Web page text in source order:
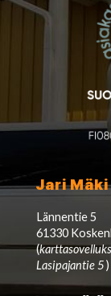
Jari Mäki
Lännentie 5
61330
(
Lasipajantie 5)